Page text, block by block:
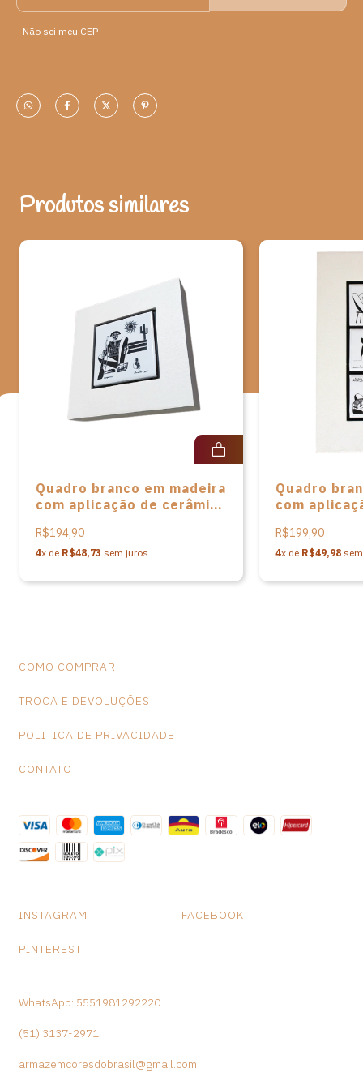
a cultura brasileira.
*Observação: Produtos artesanais podem apresentar alterações
Não sei meu CEP
Produtos similares
Quadro branco em madeira
com aplicação de cerâmica
“Cangaceiro” de Arnaldo
Lopes
R$194,90
4x de R$48,73 sem juros
Quadro
com
serigrafia
cultura
R$199,90
4x de R$49,98
COMO COMPRAR
TROCA E DEVOLUÇÕES
POLITICA DE PRIVACIDADE
CONTATO
INSTAGRAM FACEBOOK
PINTEREST
WhatsApp: 5551981292220
(51) 3137-2971
armazemcoresdobrasil@gmail.com